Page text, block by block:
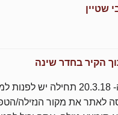
שטיין
הקיר בחדר שינה
שלום לפונה- 20.3.18 תחילה
לאתר את מקור הנזילה/